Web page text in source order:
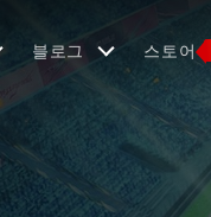
블로그 스토어